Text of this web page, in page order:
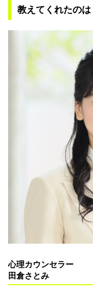
教えてくれたのは
心理カウンセラー
田倉さとみ